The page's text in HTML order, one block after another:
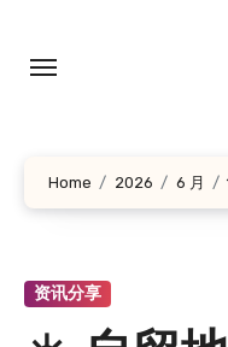
Home 2026 6 月
资讯分享